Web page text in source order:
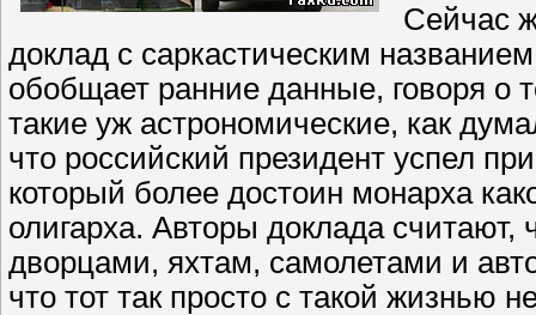
Сейчас
доклад с саркастическим
обобщает ранние данные, говоря о
такие уж астрономические, как
что российский президент успел
который более достоин монарха
олигарха. Авторы доклада считают,
дворцами, яхтам, самолетами и
что тот так просто с такой жизнью